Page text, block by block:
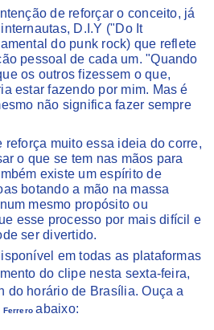
de reforçar o conceito, já
D.I.Y ("Do It
do punk rock) que reflete
pessoal de cada um. "Quando
os outros fizessem o que,
estar fazendo por mim. Mas é
não significa fazer sempre
muito essa ideia do corre,
o que se tem nas mãos para
existe um espírito de
botando a mão na massa
mesmo propósito ou
esse processo por mais difícil e
ser divertido.
em todas as plataformas
do clipe nesta sexta-feira,
do horário de Brasília. Ouça a
Ferreroabaixo: